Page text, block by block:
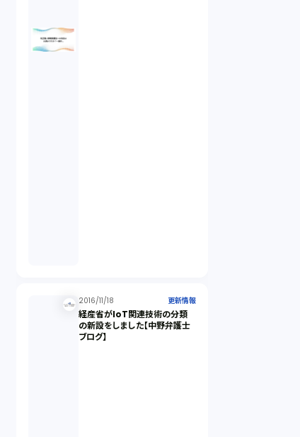
2016/11/18 更新情報
経産省がIoT関連技術の分類
の新設をしました【中野弁護士
ブログ】